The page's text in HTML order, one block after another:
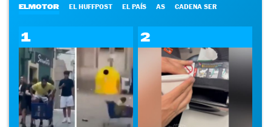
ELMOTOR EL HUFFPOST EL PAÍS AS CADENA SER
1 2